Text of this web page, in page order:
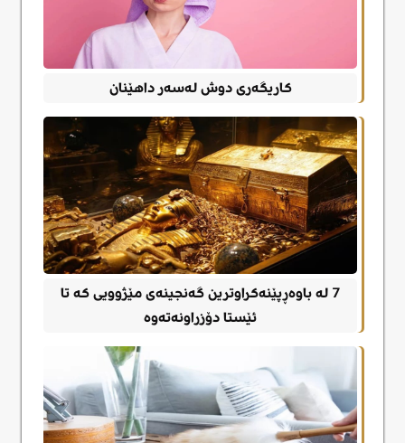
کاریگەری دوش لەسەر داهێنان
7 لە باوەڕپێنەکراوترین گەنجینەی مێژوویی کە تا
ئێستا دۆزراونەتەوە